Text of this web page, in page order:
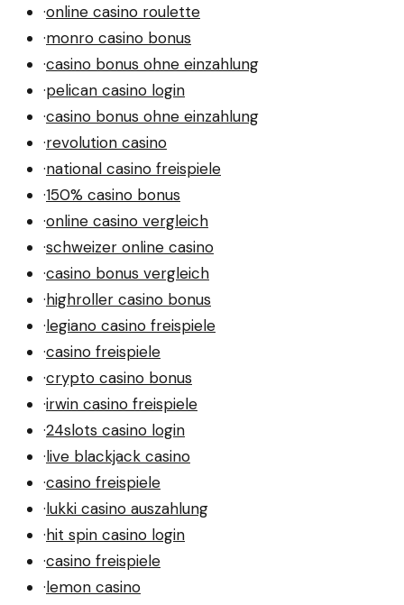
·online casino roulette
·monro casino bonus
·casino bonus ohne einzahlung
·pelican casino login
·casino bonus ohne einzahlung
·revolution casino
·national casino freispiele
·150% casino bonus
·online casino vergleich
·schweizer online casino
·casino bonus vergleich
·highroller casino bonus
·legiano casino freispiele
·casino freispiele
·crypto casino bonus
·irwin casino freispiele
·24slots casino login
·live blackjack casino
·casino freispiele
·lukki casino auszahlung
·hit spin casino login
·casino freispiele
·lemon casino